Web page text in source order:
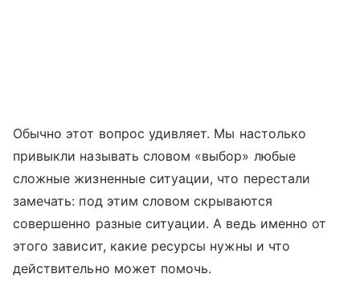
Обычно этот вопрос удивляет. Мы настолько
привыкли называть словом «выбор» любые
сложные жизненные ситуации, что перестали
замечать: под этим словом скрываются
совершенно разные ситуации. А ведь именно от
этого зависит, какие ресурсы нужны и что
действительно может помочь.